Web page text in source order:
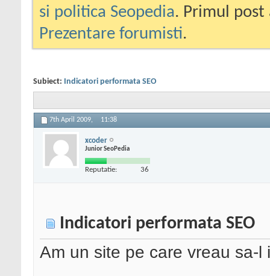
si politica Seopedia. Primul
Prezentare forumisti.
Subiect: Indicatori performata SEO
7th April 2009, 11:38
xcoder
Junior SeoPedia
Reputatie: 36
Indicatori performata SEO
Am un site pe care vreau sa-